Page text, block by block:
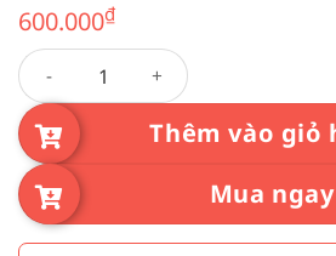
600.000₫
Mẫu hoa cưới sang trọng 40 số lượng
Thêm vào giỏ
Mua ngay